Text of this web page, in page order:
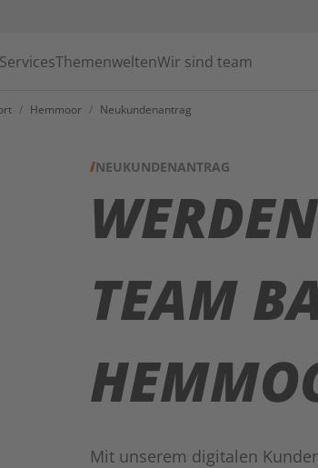
ThemenweltenWir sind team
/ Hemmoor / Neukundenantrag
NEUKUNDENANTRAG
TEAM
Mit unserem digitalen